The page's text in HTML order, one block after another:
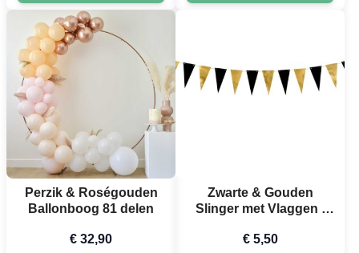
Perzik & Roségouden
Ballonboog 81 delen
€ 32,90
Zwarte & Gouden
Slinger met Vlaggen -
€ 5,50